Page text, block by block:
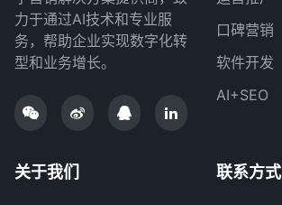
力于通过AI技术和专业服
务，帮助企业实现数字化转
型和业务增长。
口碑营销
软件开发
AI+SEO
关于我们 联系方式